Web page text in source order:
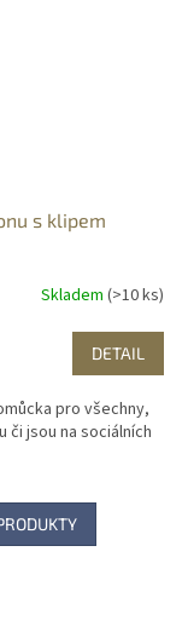
s klipem
Skladem (>10 ks)
DETAIL
pro všechny,
či jsou na sociálních